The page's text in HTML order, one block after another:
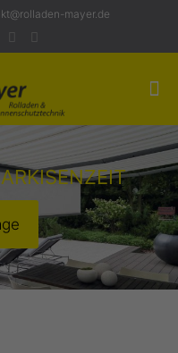
mayer.de